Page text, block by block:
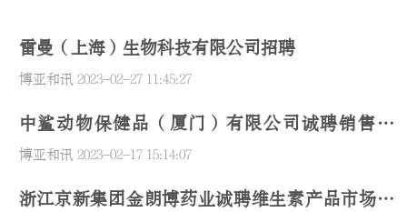
雷曼（上海）生物科技有限公司招聘
博亚和讯 2023-02-27 11:45:27
中鲨动物保健品（厦门）有限公司诚聘销售总
监、外贸员
博亚和讯 2023-02-17 15:14:07
浙江京新集团金朗博药业诚聘维生素产品市场技